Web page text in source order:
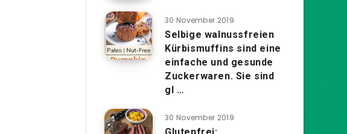
30 November 2019
Selbige walnussfreien
Kürbismuffins sind eine
einfache und gesunde
Zuckerwaren. Sie sind
gl …
30 November 2019